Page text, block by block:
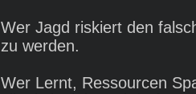
Wer Jagd riskiert den
zu werden.
Wer Lernt, Ressourcen